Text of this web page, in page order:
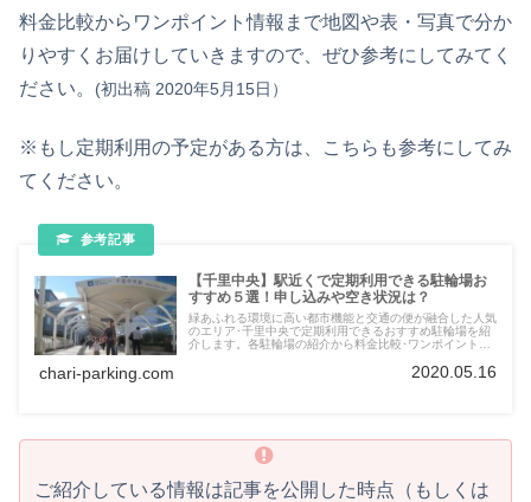
料金比較からワンポイント情報まで地図や表・写真で分か
りやすくお届けしていきますので、ぜひ参考にしてみてく
ださい。 (初出稿 2020年5月15日）
※もし定期利用の予定がある方は、こちらも参考にしてみ
てください。
【千里中央】駅近くで定期利用できる駐輪場お
すすめ５選！申し込みや空き状況は？
緑あふれる環境に高い都市機能と交通の便が融合した人気
のエリア･千里中央で定期利用できるおすすめ駐輪場を紹
介します。各駐輪場の紹介から料金比較･ワンポイント情
chari-parking.com 2020.05.16
ご紹介している情報は記事を公開した時点（もしくは